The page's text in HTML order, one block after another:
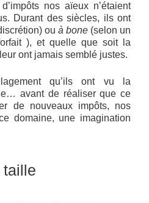
nos aïeux n’étaient
Durant des siècles, ils ont
ou à bone (selon un
), et quelle que soit la
ont jamais semblé justes.
qu’ils ont vu la
avant de réaliser que ce
de nouveaux impôts, nos
domaine, une imagination
taille